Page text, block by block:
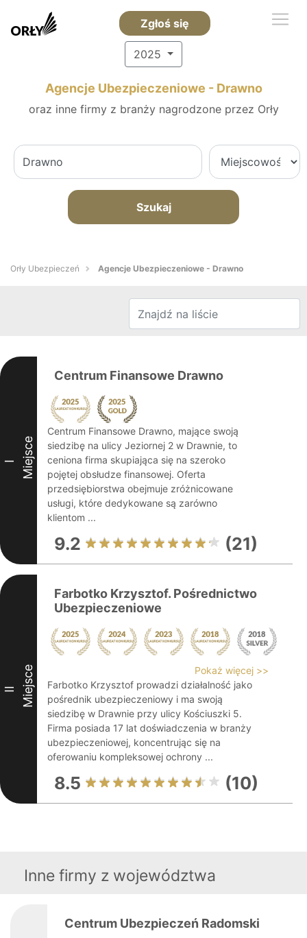
Zgłoś się
2025
Agencje Ubezpieczeniowe - Drawno
oraz inne firmy z branży nagrodzone przez Orły
Szukaj
Orły Ubezpieczeń Agencje Ubezpieczeniowe - Drawno
I Miejsce
Centrum Finansowe Drawno
Centrum Finansowe Drawno, mające swoją
siedzibę na ulicy Jeziornej 2 w Drawnie, to
ceniona firma skupiająca się na szeroko
pojętej obsłudze finansowej. Oferta
przedsiębiorstwa obejmuje zróżnicowane
usługi, które dedykowane są zarówno
klientom ...
9.2 (21)
II Miejsce
Farbotko Krzysztof. Pośrednictwo
Ubezpieczeniowe
Pokaż więcej >>
Farbotko Krzysztof prowadzi działalność jako
pośrednik ubezpieczeniowy i ma swoją
siedzibę w Drawnie przy ulicy Kościuszki 5.
Firma posiada 17 lat doświadczenia w branży
ubezpieczeniowej, koncentrując się na
oferowaniu kompleksowej ochrony ...
8.5 (10)
Inne firmy z województwa
Centrum Ubezpieczeń Radomski